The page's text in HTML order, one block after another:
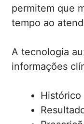
permitem que
tempo ao
A tecnologia
informações